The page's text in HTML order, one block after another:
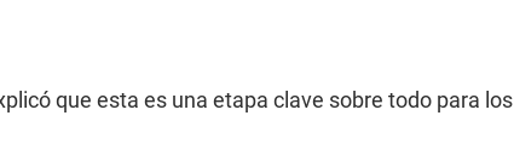
que esta es una etapa clave sobre todo para los